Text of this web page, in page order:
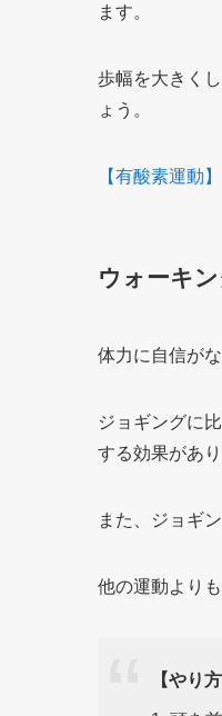
ます。
歩幅を大きく
ょう。
【有酸素運動
ウォーキ
体力に自信が
ジョギングに
する効果があり
また、ジョギ
他の運動より
【やり方